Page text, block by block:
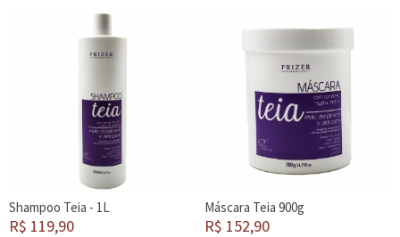
Shampoo Teia - 1L
R$ 119,90
Máscara Teia 900g
R$ 152,90